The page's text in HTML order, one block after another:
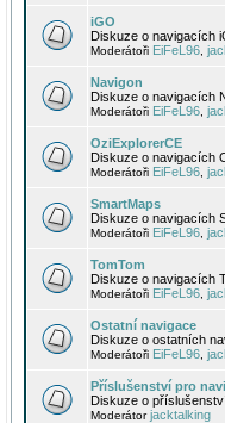
iGO
Diskuze o navigacích
Moderátoři EiFeL96
Navigon
Diskuze o navigacích
Moderátoři EiFeL96
OziExplorerCE
Diskuze o navigacích
Moderátoři EiFeL96
SmartMaps
Diskuze o navigacích
Moderátoři EiFeL96
TomTom
Diskuze o navigacích
Moderátoři EiFeL96
Ostatní navigace
Diskuze o ostatních
Moderátoři EiFeL96
Příslušenství pro
Diskuze o
Moderátorjacktalking